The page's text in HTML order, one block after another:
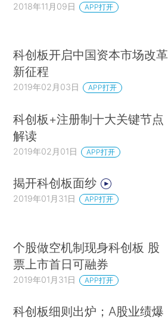
2018年11月09日 APP打开
科创板开启中国资本市场改革
新征程
2019年02月03日 APP打开
科创板+注册制十大关键节点
解读
2019年02月01日 APP打开
揭开科创板面纱
2019年01月31日 APP打开
个股做空机制现身科创板 股
票上市首日可融券
2019年01月31日 APP打开
科创板细则出炉；A股业绩爆